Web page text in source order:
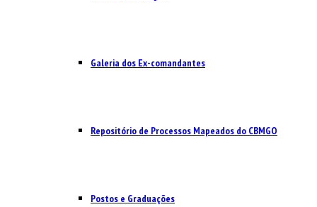
Galeria dos Ex-comandantes
Repositório de Processos Mapeados do CBMGO
Postos e Graduações